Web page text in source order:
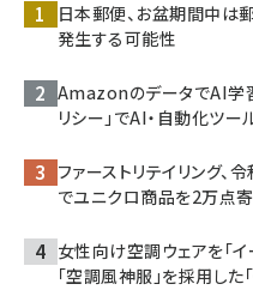
日本郵便、お盆期間中は
発生する可能性
AmazonのデータでAI学
リシー」でAI・自動化ツ
ファーストリテイリング
でユニクロ商品を2万点
女性向け空調ウェアを「
「空調風神服」を採用した